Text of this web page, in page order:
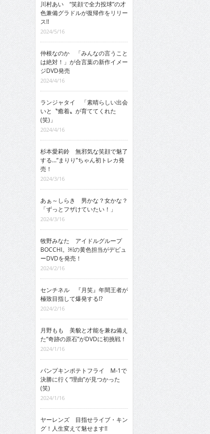
川村あい “笑顔で全力投球”の才
色兼備グラドルが復帰作をリリー
ス!!
2024/5/16
仲根なのか 「みんなの言うこと
は絶対！」が合言葉の新作イメー
ジDVD発売
2024/4/16
ランジャタイ 「素晴らしい出会
いと〝癒着〟が育ててくれた
(笑)」
2024/4/16
杉本愛莉鈴 無邪気な笑顔で魅了
する…“まりり”ちゃん初トレカ発
売！
2024/3/16
あぁ～しらき 男かな？女かな？
「ずっとフザけていたい！」
2024/3/16
牧野みなた アイドルグループ
BOCCHI。￼の黄色担当がデビュ
ーDVDを発売！
2024/2/16
センチネル 『月笑』年間王者が
極致目指して爆発する!?
2024/2/16
月野もも 美貌と才能を兼ね備え
た“奇跡の原石”がDVDに初挑戦！
2024/1/16
パンプキンポテトフライ M-1で
決勝に行く“理由”が見つかった
(笑)
2024/1/16
ヤーレンズ 目指せライブ・キン
グ！人生変えて魅せます!!